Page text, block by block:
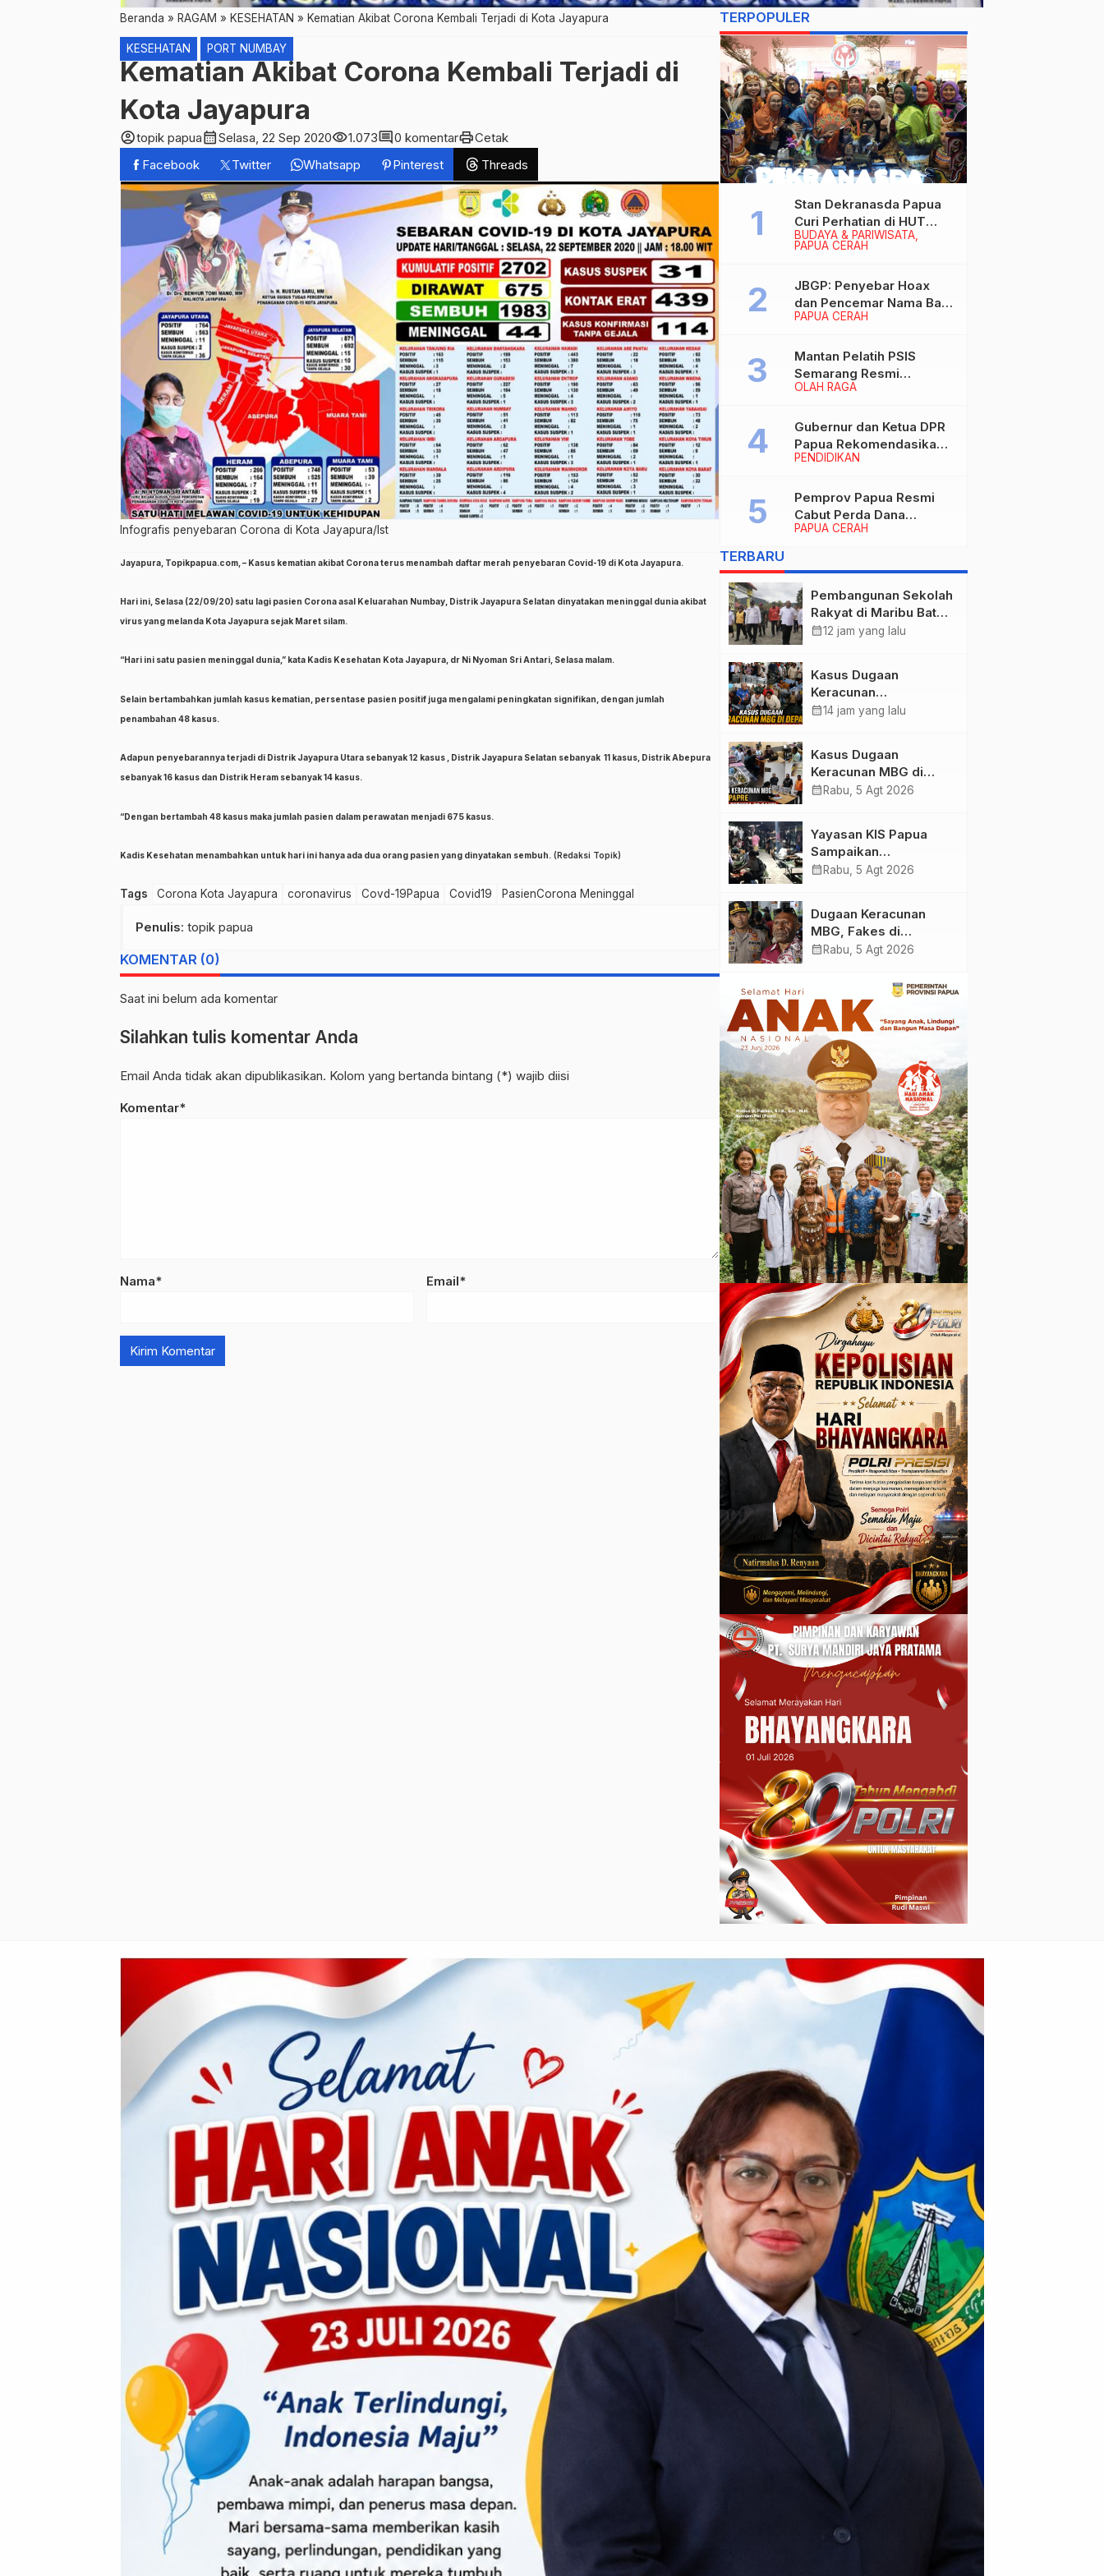
Beranda » RAGAM » KESEHATAN » Kematian Akibat Corona Kembali Terjadi di Kota Jayapura
KESEHATAN PORT NUMBAY
Kematian Akibat Corona Kembali Terjadi di
Kota Jayapura
account_circletopik papuacalendar_monthSelasa, 22 Sep 2020visibility1.073comment0 komentarprintCetak
Facebook
Twitter Whatsapp Pinterest Threads
Infografis penyebaran Corona di Kota Jayapura/Ist
Jayapura, Topikpapua.com, – Kasus kematian akibat Corona terus menambah daftar merah penyebaran Covid-19 di Kota Jayapura.
Hari ini, Selasa (22/09/20) satu lagi pasien Corona asal Keluarahan Numbay, Distrik Jayapura Selatan dinyatakan meninggal dunia akibat
virus yang melanda Kota Jayapura sejak Maret silam.
“Hari ini satu pasien meninggal dunia,” kata Kadis Kesehatan Kota Jayapura, dr Ni Nyoman Sri Antari, Selasa malam.
Selain bertambahkan jumlah kasus kematian, persentase pasien positif juga mengalami peningkatan signifikan, dengan jumlah
penambahan 48 kasus.
Adapun penyebarannya terjadi di Distrik Jayapura Utara sebanyak 12 kasus , Distrik Jayapura Selatan sebanyak 11 kasus, Distrik Abepura
sebanyak 16 kasus dan Distrik Heram sebanyak 14 kasus.
“Dengan bertambah 48 kasus maka jumlah pasien dalam perawatan menjadi 675 kasus.
Kadis Kesehatan menambahkan untuk hari ini hanya ada dua orang pasien yang dinyatakan sembuh. (Redaksi Topik)
Tags Corona Kota Jayapura coronavirus Covd-19Papua Covid19 PasienCorona Meninggal
Penulis: topik papua
KOMENTAR (0)
Saat ini belum ada komentar
Silahkan tulis komentar Anda
Email Anda tidak akan dipublikasikan. Kolom yang bertanda bintang (*) wajib diisi
Komentar*
Nama* Email*
TERPOPULER
BUDAYA & PARIWISATA
PAPUA CERAH
Stan Dekranasda Papua
Curi Perhatian di HUT
Dekranas 2026, Ibu
PAPUA CERAH
JBGP: Penyebar Hoax
dan Pencemar Nama Baik
Gubernur Papua Siap
Hukum!
OLAH RAGA
Mantan Pelatih PSIS
Semarang Resmi
Nakhodahi Persipura
PENDIDIKAN
Gubernur dan Ketua DPR
Papua Rekomendasikan
Ade Yamin Jabat Rektor
periode 2026–2030
PAPUA CERAH
Pemprov Papua Resmi
Cabut Perda Dana
Cadangan, Dialihkan
Pembangunan dan
Layanan Publik
TERBARU
Pembangunan Sekolah
Rakyat di Maribu Batal,
Dipindahkan ke Muara
calendar_month12 jam yang lalu
Kasus Dugaan
Keracunan
MBG: Wamengadri
yang Ditemukan
calendar_month14 jam yang lalu
Kasus Dugaan
Keracunan MBG di
Kabupaten Jayapura,
calendar_month Rabu, 5 Agt 2026
Yayasan KIS Papua
Sampaikan
Permohonan Maaf dan
Keracunan MBG di
Depapre
calendar_month Rabu, 5 Agt 2026
Dugaan Keracunan
MBG, Fakes di
Kabupaten Jayapura
Ratusan Korban
calendar_month Rabu, 5 Agt 2026